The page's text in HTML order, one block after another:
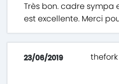
Très bon. cadre sympa
est excellente. Merci
23/06/2019 thefork